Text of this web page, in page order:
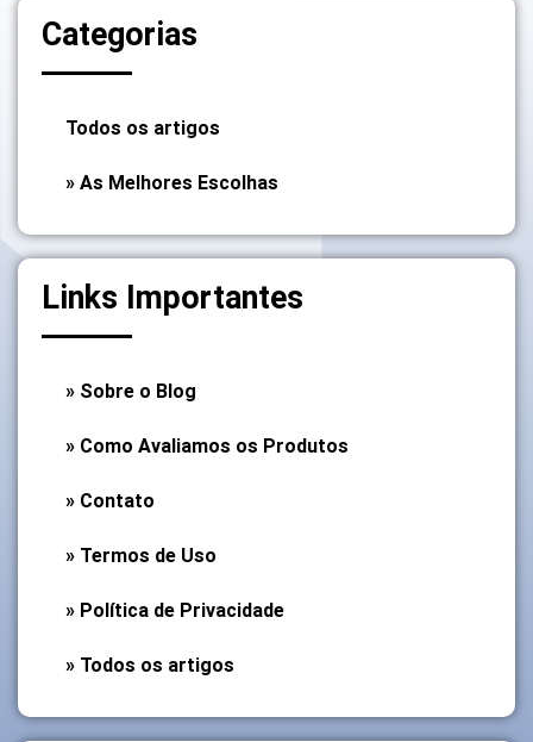
Categorias
Todos os artigos
» As Melhores Escolhas
Links Importantes
» Sobre o Blog
» Como Avaliamos os Produtos
» Contato
» Termos de Uso
» Política de Privacidade
» Todos os artigos